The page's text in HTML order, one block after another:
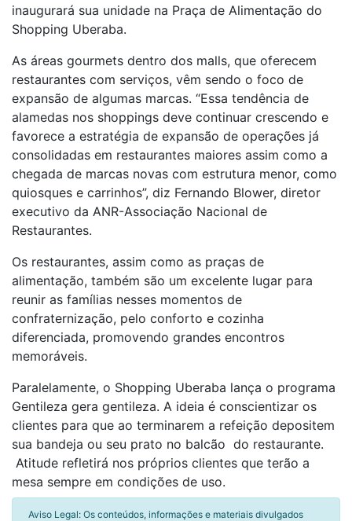
inaugurará sua unidade na Praça de Alimentação do
Shopping Uberaba.
As áreas gourmets dentro dos malls, que oferecem
restaurantes com serviços, vêm sendo o foco de
expansão de algumas marcas. “Essa tendência de
alamedas nos shoppings deve continuar crescendo e
favorece a estratégia de expansão de operações já
consolidadas em restaurantes maiores assim como a
chegada de marcas novas com estrutura menor, como
quiosques e carrinhos”, diz Fernando Blower, diretor
executivo da ANR-Associação Nacional de
Restaurantes.
Os restaurantes, assim como as praças de
alimentação, também são um excelente lugar para
reunir as famílias nesses momentos de
confraternização, pelo conforto e cozinha
diferenciada, promovendo grandes encontros
memoráveis.
Paralelamente, o Shopping Uberaba lança o programa
Gentileza gera gentileza. A ideia é conscientizar os
clientes para que ao terminarem a refeição depositem
sua bandeja ou seu prato no balcão do restaurante.
Atitude refletirá nos próprios clientes que terão a
mesa sempre em condições de uso.
Aviso Legal: Os conteúdos, informações e materiais divulgados